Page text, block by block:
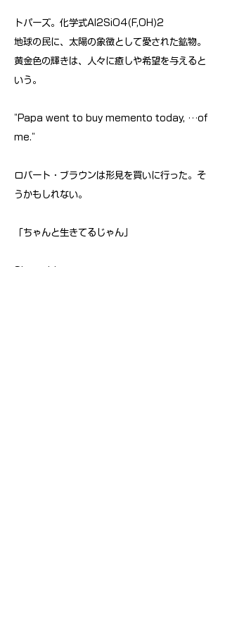
トパーズ。化学式Al2SiO4(F,OH)2
地球の民に、太陽の象徴として愛された鉱物。
黄金色の輝きは、人々に癒しや希望を与えると
いう。
"Papa went to buy memento today, …of
me."
ロバート・ブラウンは形見を買いに行った。そ
うかもしれない。
「ちゃんと生きてるじゃん」